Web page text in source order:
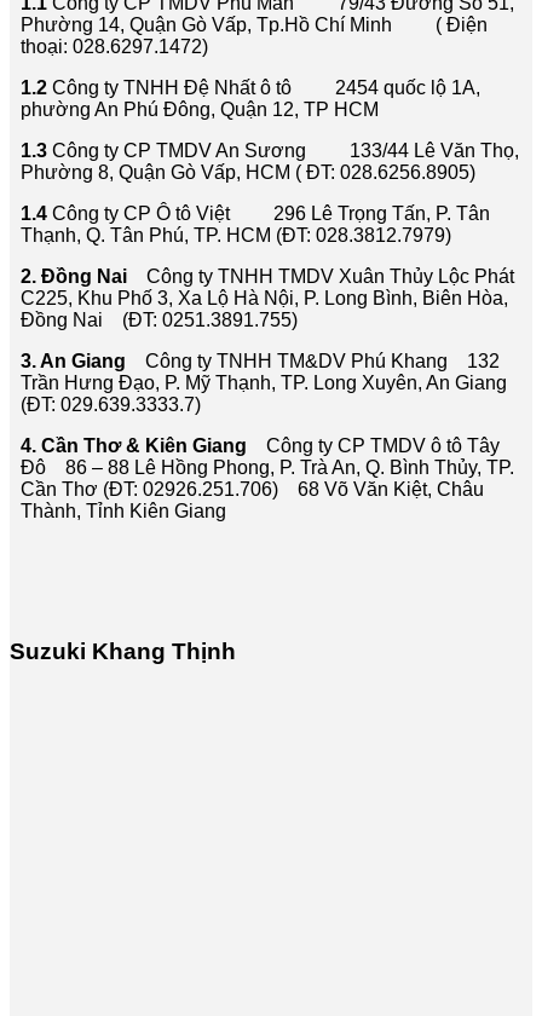
Phường 14, Quận Gò Vấp, Tp.Hồ Chí Minh ( Điện
thoại: 028.6297.1472)
1.2 Công ty TNHH Đệ Nhất ô tô 2454 quốc lộ 1A,
phường An Phú Đông, Quận 12, TP HCM
1.3 Công ty CP TMDV An Sương 133/44 Lê Văn Thọ,
Phường 8, Quận Gò Vấp, HCM ( ĐT: 028.6256.8905)
1.4 Công ty CP Ô tô Việt 296 Lê Trọng Tấn, P. Tân
Thạnh, Q. Tân Phú, TP. HCM (ĐT: 028.3812.7979)
2. Đồng Nai Công ty TNHH TMDV Xuân Thủy Lộc Phát
C225, Khu Phố 3, Xa Lộ Hà Nội, P. Long Bình, Biên Hòa,
Đồng Nai (ĐT: 0251.3891.755)
3. An Giang Công ty TNHH TM&DV Phú Khang 132
Trần Hưng Đạo, P. Mỹ Thạnh, TP. Long Xuyên, An Giang
(ĐT: 029.639.3333.7)
4. Cần Thơ & Kiên Giang Công ty CP TMDV ô tô Tây
Đô 86 – 88 Lê Hồng Phong, P. Trà An, Q. Bình Thủy, TP.
Cần Thơ (ĐT: 02926.251.706) 68 Võ Văn Kiệt, Châu
Thành, Tỉnh Kiên Giang
Suzuki Khang Thịnh